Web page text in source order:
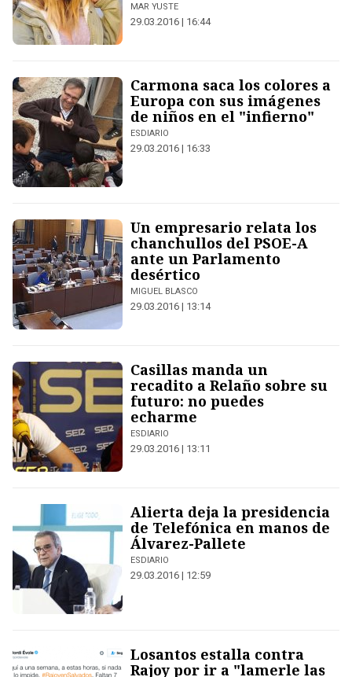
MAR YUSTE
29.03.2016 | 16:44
Carmona saca los colores a
Europa con sus imágenes
de niños en el "infierno"
ESDIARIO
29.03.2016 | 16:33
Un empresario relata los
chanchullos del PSOE-A
ante un Parlamento
desértico
MIGUEL BLASCO
29.03.2016 | 13:14
Casillas manda un
recadito a Relaño sobre su
futuro: no puedes
echarme
ESDIARIO
29.03.2016 | 13:11
Alierta deja la presidencia
de Telefónica en manos de
Álvarez-Pallete
ESDIARIO
29.03.2016 | 12:59
Losantos estalla contra
Rajoy por ir a "lamerle las